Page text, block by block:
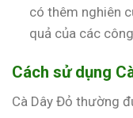
có thêm nghiên
quả của các
Cách sử dụng
Cà Dây Đỏ thường